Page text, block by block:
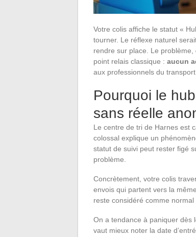
Votre colis affiche le statut «
tourner. Le réflexe naturel
rendre sur place. Le
point relais classique : aucun
aux professionnels du
Pourquoi le
sans réelle
Le centre de tri de Harnes est
colossal explique un
statut de suivi peut rester figé
problème.
Concrètement, votre colis
envois qui partent vers la
reste considéré comme
On a tendance à paniquer dès
vaut mieux noter la date